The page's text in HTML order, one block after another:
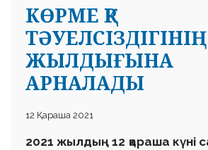
КӨРМЕ ҚР
ЖЫЛДЫҒЫНА
АРНАЛАДЫ
12 Қараша 2021
2021 жылдың 12 қараша күні